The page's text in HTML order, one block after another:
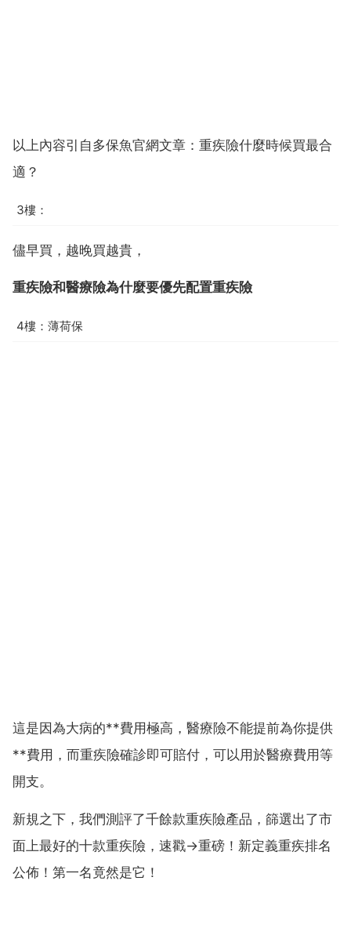
以上內容引自多保魚官網文章：重疾險什麼時候買最合
適？
3樓：
儘早買，越晚買越貴，
重疾險和醫療險為什麼要優先配置重疾險
4樓：薄荷保
這是因為大病的**費用極高，醫療險不能提前為你提供
**費用，而重疾險確診即可賠付，可以用於醫療費用等
開支。
新規之下，我們測評了千餘款重疾險產品，篩選出了市
面上最好的十款重疾險，速戳→重磅！新定義重疾排名
公佈！第一名竟然是它！